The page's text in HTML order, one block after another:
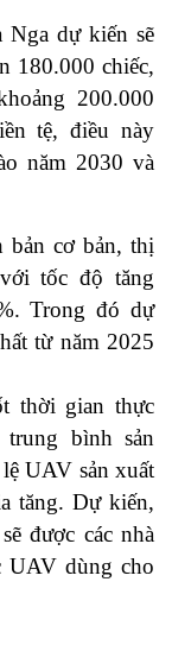
dự kiến sẽ
180.000 chiếc,
200.000
tệ, điều này
năm 2030 và
bản cơ bản, thị
tốc độ tăng
Trong đó dự
từ năm 2025
thời gian thực
bình sản
UAV sản xuất
tăng. Dự kiến,
được các nhà
UAV dùng cho